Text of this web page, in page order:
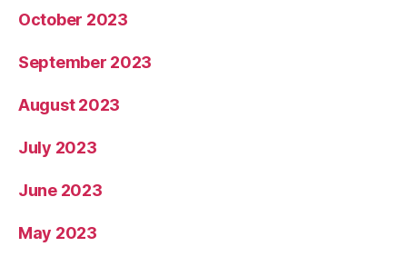
October 2023
September 2023
August 2023
July 2023
June 2023
May 2023